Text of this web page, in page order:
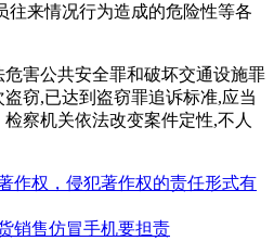
往来情况行为造成的危险性等各
害公共安全罪和破坏交通设施罪
窃,已达到盗窃罪追诉标准,应当
察机关依法改变案件定性,不人
作权，侵犯著作权的责任形式有
销售仿冒手机要担责